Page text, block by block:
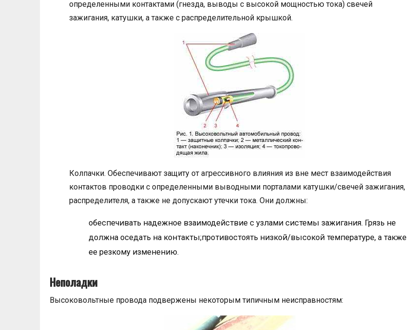
определенными контактами (гнезда, выводы с высокой мощностью тока) свечей
зажигания, катушки, а также с распределительной крышкой.
Колпачки. Обеспечивают защиту от агрессивного влияния из вне мест взаимодействия
контактов проводки с определенными выводными порталами катушки/свечей зажигания,
распределителя, а также не допускают утечки тока. Они должны:
обеспечивать надежное взаимодействие с узлами системы зажигания. Грязь не
должна оседать на контакты;противостоять низкой/высокой температуре, а также
ее резкому изменению.
Неполадки
Высоковольтные провода подвержены некоторым типичным неисправностям: